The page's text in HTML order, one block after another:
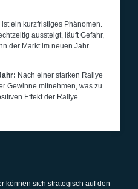
ein kurzfristiges Phänomen.
aussteigt, läuft Gefahr,
der Markt im neuen Jahr
Nach einer starken Rallye
Gewinne mitnehmen, was zu
Effekt der Rallye
können sich strategisch auf den